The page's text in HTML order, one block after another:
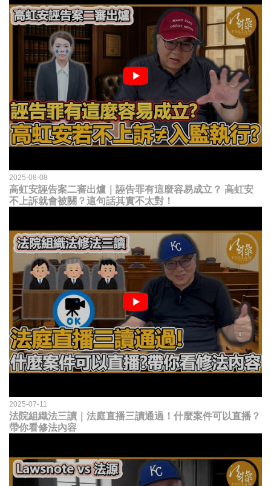
2025-08-08
高虹安誣告案二審出爐｜誣告罪有這麼容易成立？ 高虹安
不上訴就會被關？這句話其實不太對！
2025-07-11
法院組織法三讀｜法庭直播三讀通過！什麼案件可以直播？
帶你看修法內容